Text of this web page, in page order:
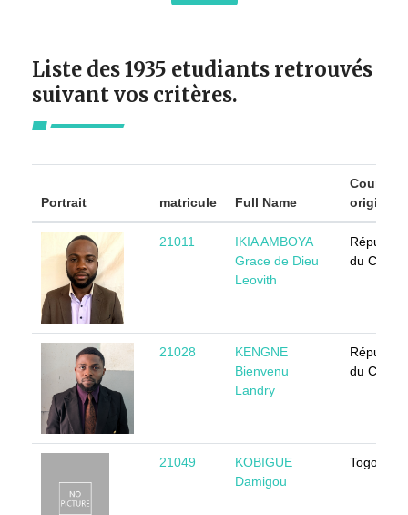
Liste des 1935 etudiants retrouvés
suivant vos critères.
Portrait matricule Full Name
Country
origin
21011
IKIA AMBOYA
Grace de Dieu
Leovith
du Congo
21028
KENGNE
Bienvenu
Landry
du
21049
KOBIGUE
Damigou
Togo